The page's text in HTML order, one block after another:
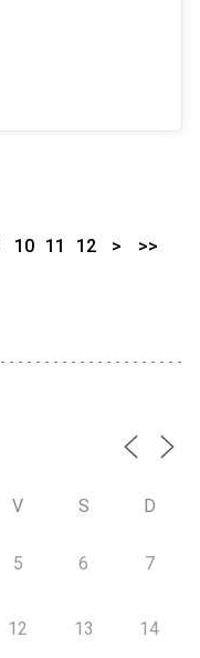
10 11 12 > >>
V S D
5 6 7
12 13 14